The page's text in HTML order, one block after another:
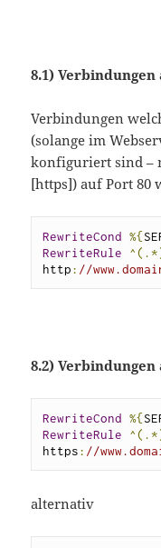
8.1)
Verbindungen
(solange im
konfiguriert sind –
[https]) auf Port 80
RewriteCond %{
RewriteRule
http: //
8.2)
RewriteCond %{
RewriteRule
https: //
alternativ